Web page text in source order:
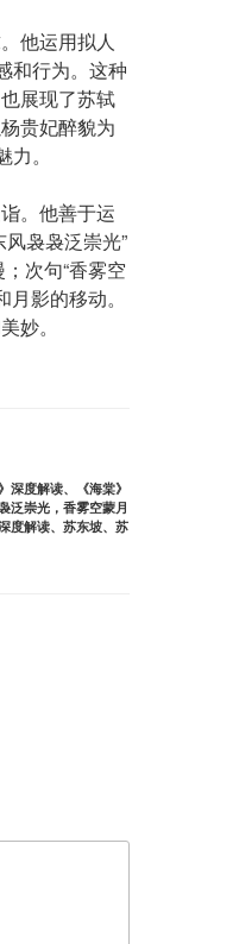
他运用拟人
和行为。这种
展现了苏轼
贵妃醉貌为
。
。他善于运
袅袅泛崇光”
次句“香雾空
影的移动。
妙。
深度解读、
《海棠》
泛崇光，香雾空蒙月
度解读、 苏东坡、 苏